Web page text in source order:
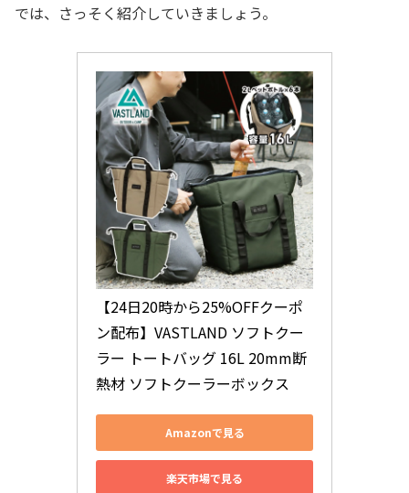
では、さっそく紹介していきましょう。
【24日20時から25%OFFクーポ
ン配布】VASTLAND ソフトクー
ラー トートバッグ 16L 20mm断
熱材 ソフトクーラーボックス
Amazonで見る
楽天市場で見る